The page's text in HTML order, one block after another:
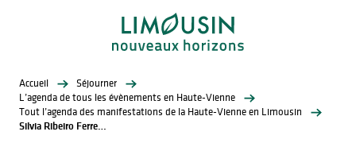
Accueil
Séjourner
L’agenda de tous les évènements en Haute-Vienne
Tout l’agenda des manifestations de la Haute-Vienne en Limousin
Silvia Ribeiro Ferreira et Ali Hamra - Festival Éclats d'Émail 2026